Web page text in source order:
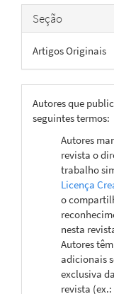
Seção
Artigos Originais
Autores que
seguintes termos:
Autores
revista o
trabalho
Licença
o
nesta
Autores
adicionais
exclusiva
revista